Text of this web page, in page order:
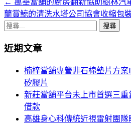
文
章
航
蘭賞鯨的清洗水塔公司協會收縮包
搜
關
近期文章
楠梓當舖專營非石棉墊片方案
矽膠片
新莊當舖平台未上市首選三
借款
高雄身心科傳統近視雷射團